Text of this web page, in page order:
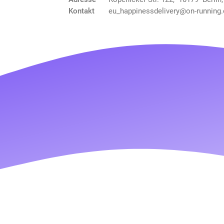
Kontakt
eu_happinessdelivery@on-